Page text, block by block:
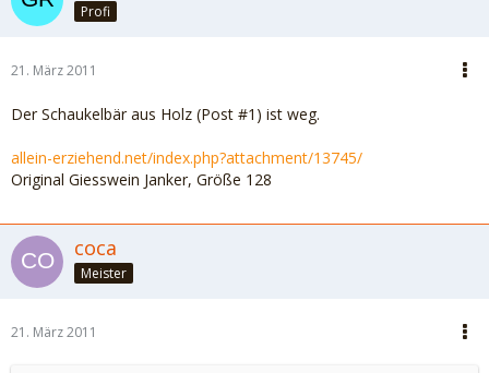
Profi
21. März 2011
Der Schaukelbär aus Holz (Post #1) ist weg.
allein-erziehend.net/index.php?attachment/13745/
Original Giesswein Janker, Größe 128
coca
Meister
21. März 2011